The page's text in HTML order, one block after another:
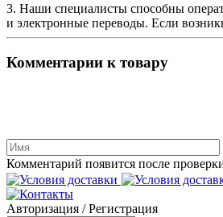
3. Наши специалисты способны
и электронные переводы. Если
Комментарии к товару
Комментарий появится после
Авторизация /Регистрация